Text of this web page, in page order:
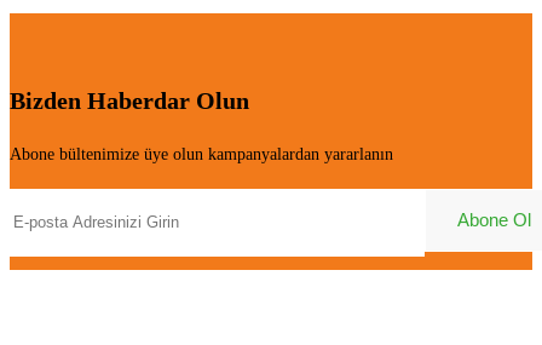
Bizden Haberdar Olun
Abone bültenimize üye olun kampanyalardan yararlanın